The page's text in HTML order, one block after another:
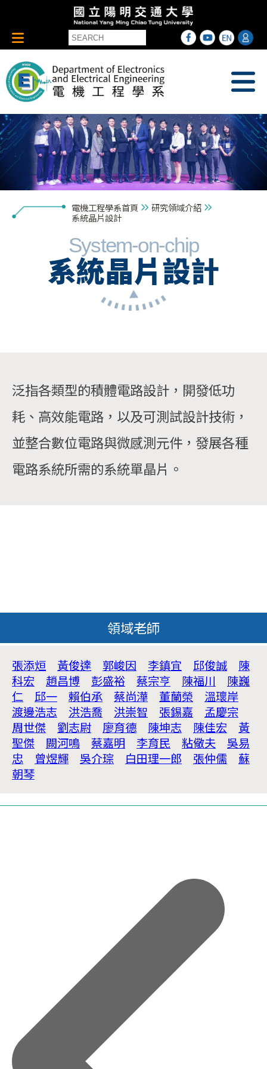
電機工程學系首頁
研究領域介紹
系統晶片設計
System-on-chip
系統晶片設計
泛指各類型的積體電路設計，開發低功
耗、高效能電路，以及可測試設計技術，
並整合數位電路與微感測元件，發展各種
電路系統所需的系統單晶片。
領域老師
張添烜 黃俊達 郭峻因 李鎮宜 邱俊誠
陳
科宏
趙昌博 彭盛裕 蔡宗亨 陳福川
陳巍
仁
邱一 賴伯承 蔡尚澕 董蘭榮
溫瓌岸
渡邊浩志
洪浩喬 洪崇智 張錫嘉
孟慶宗
周世傑
劉志尉 廖育德 陳坤志 陳佳宏
黃
聖傑
闕河鳴 蔡嘉明 李育民 粘儆夫
吳易
忠
曾煜輝 吳介琮 白田理一郎 張仲儒
蘇
朝琴